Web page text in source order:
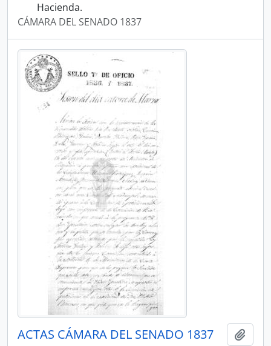
Hacienda.
CÁMARA DEL SENADO 1837
ACTAS CÁMARA DEL SENADO 1837